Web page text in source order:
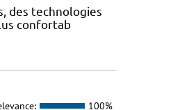
des technologies
confortab
100%